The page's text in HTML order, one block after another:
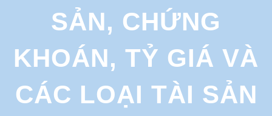
SẢN, CHỨNG
KHOÁN, TỶ GIÁ VÀ
CÁC LOẠI TÀI SẢN